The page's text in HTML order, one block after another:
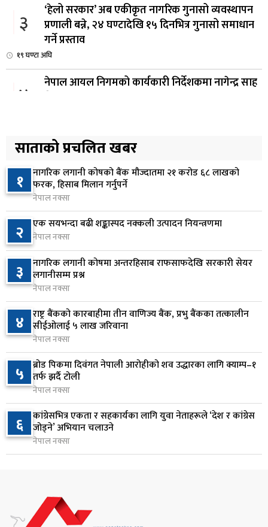
३
‘हेलो सरकार’ अब एकीकृत नागरिक गुनासो व्यवस्थापन
प्रणाली बन्ने, २४ घण्टादेखि १५ दिनभित्र गुनासो समाधान
गर्ने प्रस्ताव
१९ घण्टा अघि
४
नेपाल आयल निगमको कार्यकारी निर्देशकमा नागेन्द्र साह
५
अनलाइन सेवा विस्तारलाई प्राथमिकता दिँदै त्रिभुवन
विश्वविद्यालयले नयाँ नीति तथा कार्यक्रम ल्याउने
२१ घण्टा अघि
६
सरकारद्वारा राष्ट्रसेवक कर्मचारीको नयाँ तलबमान
स्वीकृत, न्यूनतम तलब २८ हजार ९८४ रुपैयाँ
२१ घण्टा अघि
७
सिद्धबाबा सुरुङ निर्माणमा ३ अर्ब १ करोड खर्च, २०८३
फागुनको समयसीमा
१ दिन अघि
८
निम्सदाइसहित चार पर्वतारोहीको शव बेस क्याम्पमा
ल्याइयो
१ दिन अघि
९
सुनसरी र सिरहाका घटनाका पीडितलाई राहत र उपचार
दिने सरकारको निर्णय
१ दिन अघि
१०
कृषि क्षेत्रलाई आत्मनिर्भर बनाउने लक्ष्यसहित राष्ट्रिय कृषि
नीति २०८३ जारी
साताको प्रचलित खबर
१ नागरिक लगानी कोषको बैंक मौज्दातमा २१ करोड ६८ लाखको
फरक, हिसाब मिलान गर्नुपर्ने
नेपाल नक्सा
२ एक सयभन्दा बढी शङ्कास्पद नक्कली उत्पादन नियन्त्रणमा
नेपाल नक्सा
३ नागरिक लगानी कोषमा अन्तरहिसाब राफसाफदेखि सरकारी सेयर
लगानीसम्म प्रश्न
नेपाल नक्सा
४ राष्ट्र बैंकको कारबाहीमा तीन वाणिज्य बैंक, प्रभु बैंकका तत्कालीन
सीईओलाई ५ लाख जरिवाना
नेपाल नक्सा
५ ब्रोड पिकमा दिवंगत नेपाली आरोहीको शव उद्धारका लागि क्याम्प–१
तर्फ झर्दै टोली
नेपाल नक्सा
६ कांग्रेसभित्र एकता र सहकार्यका लागि युवा नेताहरूले ‘देश र कांग्रेस
जोड्ने’ अभियान चलाउने
नेपाल नक्सा